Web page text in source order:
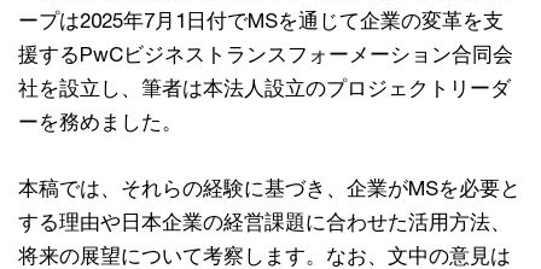
ープは2025年7月1日付でMSを通じて企業の変革を支
援するPwCビジネストランスフォーメーション合同会
社を設立し、筆者は本法人設立のプロジェクトリーダ
ーを務めました。
本稿では、それらの経験に基づき、企業がMSを必要と
する理由や日本企業の経営課題に合わせた活用方法、
将来の展望について考察します。なお、文中の意見は